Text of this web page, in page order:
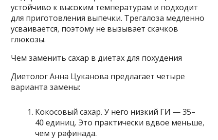
устойчиво к высоким температурам и подходит
для приготовления выпечки. Трегалоза медленно
усваивается, поэтому не вызывает скачков
глюкозы.
Чем заменить сахар в диетах для похудения
Диетолог Анна Цуканова предлагает четыре
варианта замены:
Кокосовый сахар. У него низкий ГИ — 35–
40 единиц. Это практически вдвое меньше,
чем у рафинада.